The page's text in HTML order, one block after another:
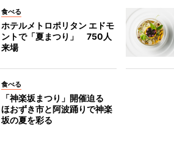
食べる
ホテルメトロポリタン エドモ
ントで「夏まつり」 750人
来場
食べる
「神楽坂まつり」開催迫る
ほおずき市と阿波踊りで神楽
坂の夏を彩る